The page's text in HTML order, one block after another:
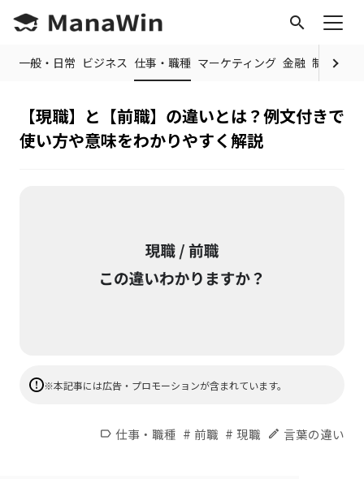
search
一般・日常 ビジネス 仕事・職種 マーケティング 金融 制度・規
【現職】と【前職】の違いとは？例文付きで
使い方や意味をわかりやすく解説
※本記事には広告・プロモーションが含まれています。
label 仕事・職種 # 前職 # 現職 edit 言葉の違い